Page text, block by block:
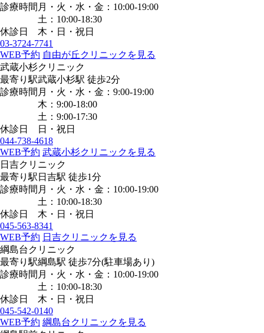
診療時間 月・火・水・金：10:00-19:00
土：10:00-18:30
休診日
木・日・祝日
03-3724-7741
WEB予約 自由が丘クリニックを見る
武蔵小杉クリニック
最寄り駅武蔵小杉駅 徒歩2分
診療時間 月・火・水・金：9:00-19:00
木：9:00-18:00
土：9:00-17:30
休診日
日・祝日
044-738-4618
WEB予約 武蔵小杉クリニックを見る
日吉クリニック
最寄り駅 日吉駅 徒歩1分
診療時間 月・火・水・金：10:00-19:00
土：10:00-18:30
休診日
木・日・祝日
045-563-8341
WEB予約 日吉クリニックを見る
綱島台クリニック
最寄り駅綱島駅 徒歩7分(駐車場あり)
診療時間 月・火・水・金：10:00-19:00
土：10:00-18:30
休診日
木・日・祝日
045-542-0140
WEB予約 綱島台クリニックを見る